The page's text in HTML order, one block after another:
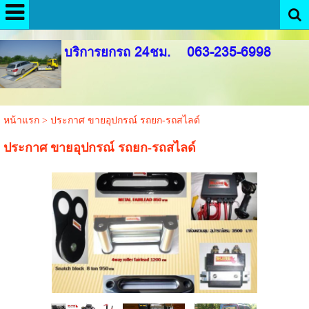
google-site-verification: googledfabd93cb0022be0.html
บริการยกรถ 24ชม. 063-235-6998
หน้าแรก> ประกาศ ขายอุปกรณ์ รถยก-รถสไลด์
ประกาศ ขายอุปกรณ์ รถยก-รถสไลด์